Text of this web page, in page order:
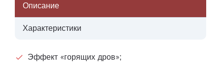
Описание
Характеристики
Эффект «горящих дров»;